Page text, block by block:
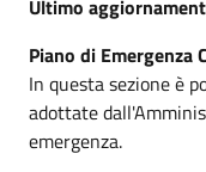
Ultimo
Piano di Emergenza
In questa sezione è
adottate
emergenza.